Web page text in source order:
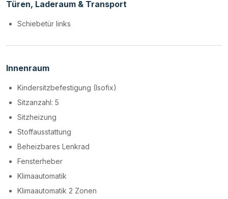
Türen, Laderaum & Transport
Schiebetür links
Innenraum
Kindersitzbefestigung (Isofix)
Sitzanzahl: 5
Sitzheizung
Stoffausstattung
Beheizbares Lenkrad
Fensterheber
Klimaautomatik
Klimaautomatik 2 Zonen